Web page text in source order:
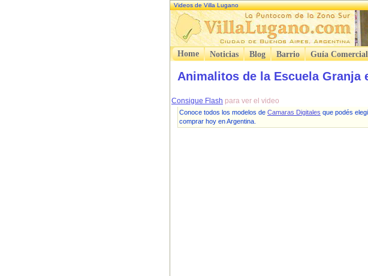
Videos de Villa Lugano
Home Noticias Blog Barrio Guía Comercial
Animalitos de la Escuela Granja
Consigue Flash para ver el video
Conoce todos los modelos de Camaras Digitales que podés
comprar hoy en Argentina.